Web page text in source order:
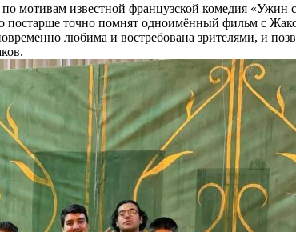
мотивам известной французской комедия
постарше точно помнят одноимённый фильм с
любима и востребована зрителями, и